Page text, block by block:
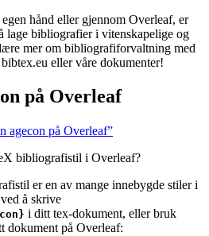
hånd eller gjennom Overleaf, er
lage bibliografier i vitenskapelige og
mer om bibliografiforvaltning med
eller våre dokumenter!
på Overleaf
agecon på Overleaf”
bibliografistil i Overleaf?
er en av mange innebygde stiler i
å skrive
i ditt tex-dokument, eller bruk
dokument på Overleaf: